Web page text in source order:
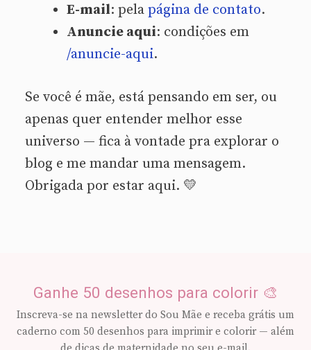
E-mail: pela página de contato.
Anuncie aqui: condições em
/anuncie-aqui.
Se você é mãe, está pensando em ser, ou
apenas quer entender melhor esse
universo — fica à vontade pra explorar o
blog e me mandar uma mensagem.
Obrigada por estar aqui. 💛
Ganhe 50 desenhos para colorir 🎨
Inscreva-se na newsletter do Sou Mãe e receba grátis um
caderno com 50 desenhos para imprimir e colorir — além